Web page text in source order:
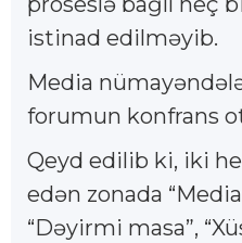
istinad edilməyib.
Media
forumun konfrans
Qeyd edilib ki, iki
edən zonada
“Dəyirmi masa”,